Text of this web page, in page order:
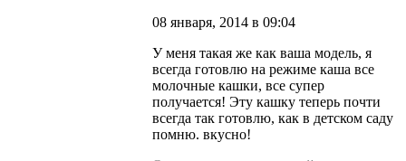
08 января, 2014 в 09:04
У меня такая же как ваша модель, я
всегда готовлю на режиме каша все
молочные кашки, все супер
получается! Эту кашку теперь почти
всегда так готовлю, как в детском саду
помню. вкусно!